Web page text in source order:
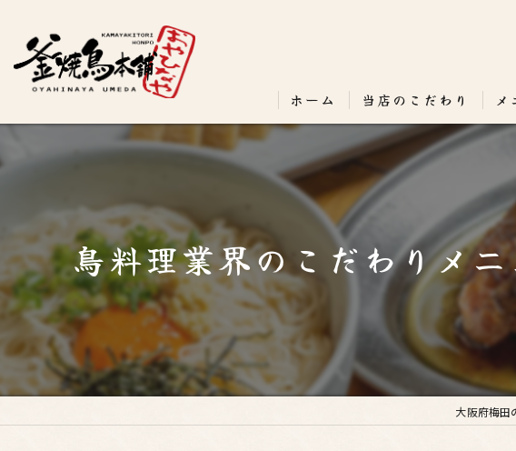
ホーム 当店のこだわり メ
鳥料理業界のこだわりメ
大阪府梅田